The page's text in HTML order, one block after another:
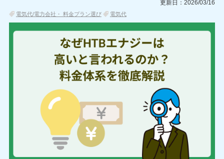
電気代/電力会社・ 料金プラン選び 電気代
更新日：2026/03/16